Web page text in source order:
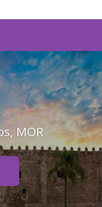
MOR